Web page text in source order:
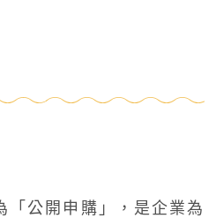
「公開申購」，是企業為